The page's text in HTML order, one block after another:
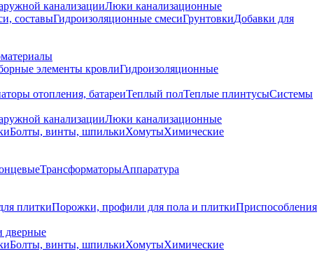
канализацииЛюки канализационные
составыГидроизоляционные смесиГрунтовкиДобавки для
элементы кровлиГидроизоляционные
отопления, батареиТеплый полТеплые плинтусыСистемы
канализацииЛюки канализационные
Болты, винты, шпилькиХомутыХимические
ТрансформаторыАппаратура
плиткиПорожки, профили для пола и плиткиПриспособления
дверные
Болты, винты, шпилькиХомутыХимические